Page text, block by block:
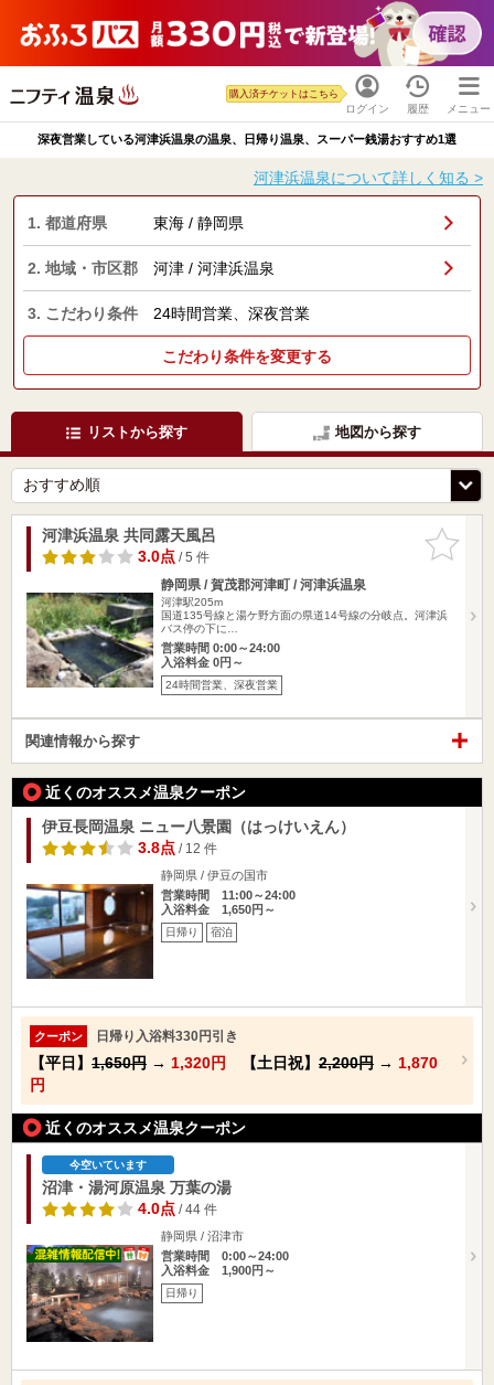
ログイン
購入済チケットはこちら
履歴 メニュー
深夜営業している河津浜温泉の温泉、日帰り温泉、スーパー銭湯おすすめ1選
河津浜温泉について詳しく知る >
1. 都道府県 東海 / 静岡県
2. 地域・市区郡 河津 / 河津浜温泉
3. こだわり条件 24時間営業、深夜営業
こだわり条件を変更する
リストから探す 地図から探す
お気に入
りに追加
河津浜温泉 共同露天風呂
3.0点/ 5 件
静岡県 / 賀茂郡河津町 / 河津浜温泉
河津駅205m
国道135号線と湯ケ野方面の県道14号線の分岐点。河津浜
バス停の下に…
営業時間 0:00～24:00
入浴料金 0円～
24時間営業、深夜営業
関連情報から探す
近くのオススメ温泉クーポン
伊豆長岡温泉 ニュー八景園（はっけいえん）
3.8点/ 12 件
静岡県 / 伊豆の国市
営業時間 11:00～24:00
入浴料金 1,650円～
日帰り 宿泊
クーポン 日帰り入浴料330円引き
【平日】 1,650円 → 1,320円 【土日祝】 2,200円 → 1,870
円
近くのオススメ温泉クーポン
今空いています
沼津・湯河原温泉 万葉の湯
4.0点/ 44 件
静岡県 / 沼津市
営業時間 0:00～24:00
入浴料金 1,900円～
日帰り